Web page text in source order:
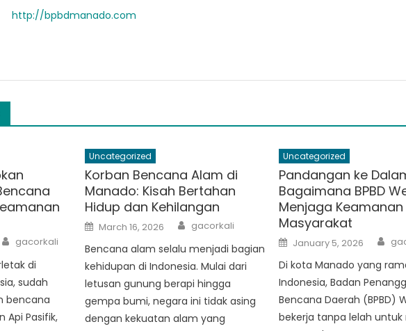
http://bpbdmanado.com
Author
gacorkali
di
sudah
bencana
Api Pasifik,
Uncategorized
Korban Bencana Alam di
Manado: Kisah Bertahan
Hidup dan Kehilangan
Posted
on
March 16, 2026 Author
gacorkali
Bencana alam selalu menjadi bagian
kehidupan di Indonesia. Mulai dari
letusan gunung berapi hingga
gempa bumi, negara ini tidak asing
dengan kekuatan alam yang
Uncategorized
Pandangan ke
Bagaimana BPBD
Menjaga Keamanan
Masyarakat
Posted
on
January 5, 2026
Di kota Manado yang
Indonesia, Badan
Bencana Daerah (BPBD)
bekerja tanpa lelah untuk